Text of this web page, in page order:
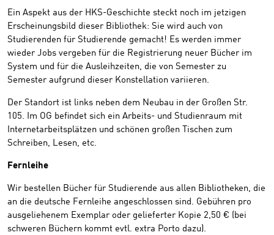
Ein Aspekt aus der HKS-Geschichte steckt noch im jetzigen
Erscheinungsbild dieser Bibliothek: Sie wird auch von
Studierenden für Studierende gemacht! Es werden immer
wieder Jobs vergeben für die Registrierung neuer Bücher im
System und für die Ausleihzeiten, die von Semester zu
Semester aufgrund dieser Konstellation variieren.
Der Standort ist links neben dem Neubau in der Großen Str.
105. Im OG befindet sich ein Arbeits- und Studienraum mit
Internetarbeitsplätzen und schönen großen Tischen zum
Schreiben, Lesen, etc.
Fernleihe
Wir bestellen Bücher für Studierende aus allen Bibliotheken, die
an die deutsche Fernleihe angeschlossen sind. Gebühren pro
ausgeliehenem Exemplar oder gelieferter Kopie 2,50 € (bei
schweren Büchern kommt evtl. extra Porto dazu).